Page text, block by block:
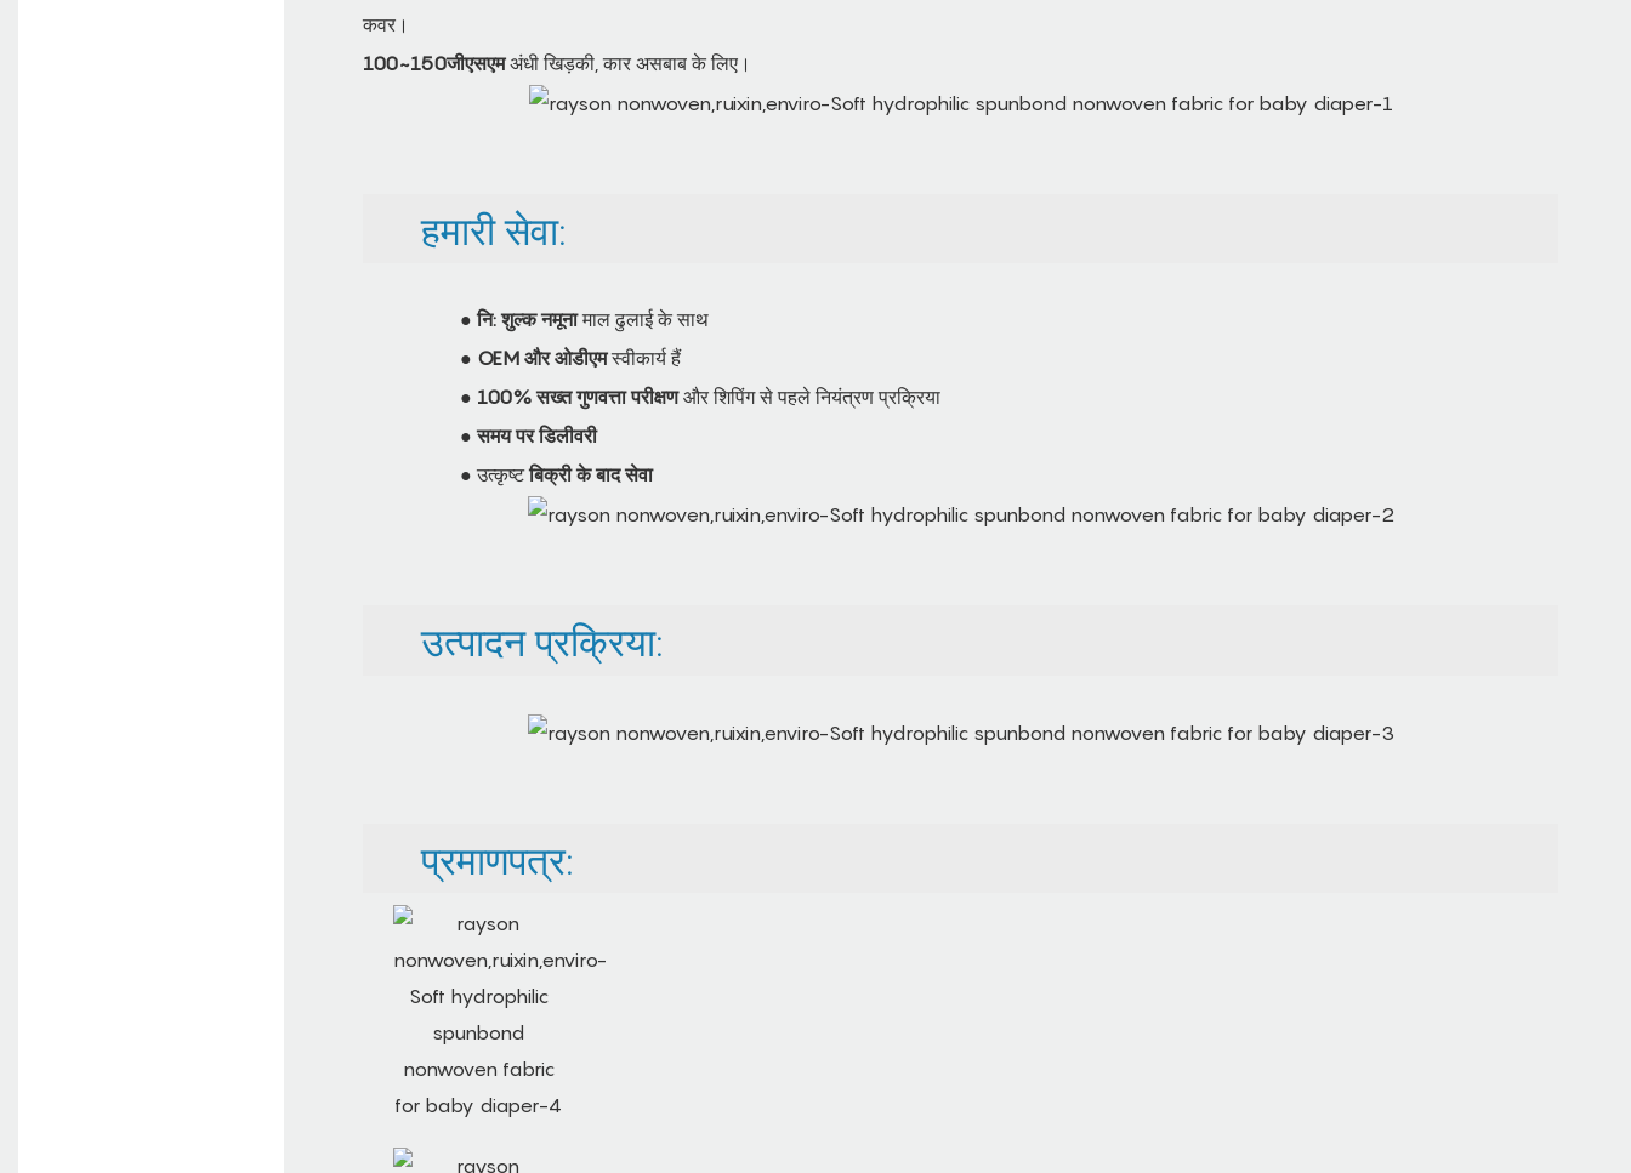
कवर।
100~150जीएसएमअंधी खिड़की, कार असबाब के लिए।
हमारी सेवा:
●नि: शुल्क नमूनामाल ढुलाई के साथ
● OEM और ओडीएमस्वीकार्य हैं
● 100% सख्त गुणवत्ता परीक्षणऔर शिपिंग से पहले नियंत्रण प्रक्रिया
●समय पर डिलीवरी
● उत्कृष्टबिक्री के बाद सेवा
उत्पादन प्रक्रिया:
प्रमाणपत्र: